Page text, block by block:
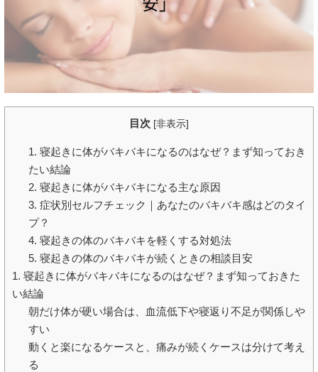
目次 [非表示]
1. 寝起きに体がバキバキになるのはなぜ？まず知っておき
たい結論
2. 寝起きに体がバキバキになる主な原因
3. 症状別セルフチェック｜あなたのバキバキ感はどのタイ
プ？
4. 寝起きの体のバキバキを軽くする対処法
5. 寝起きの体のバキバキが続くときの相談目安
1. 寝起きに体がバキバキになるのはなぜ？まず知っておきた
い結論
朝だけ体が硬い場合は、血流低下や寝返り不足が関係しや
すい
動くと楽になるケースと、痛みが続くケースは分けて考え
る